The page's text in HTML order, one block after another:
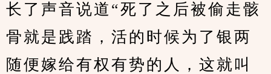
长了声音说道“死了之后被偷走骸
骨就是践踏，活的时候为了银两
随便嫁给有权有势的人，这就叫